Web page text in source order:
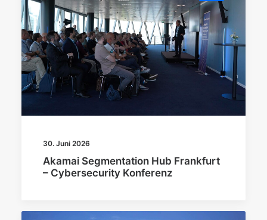
30. Juni 2026
Akamai Segmentation Hub Frankfurt
– Cybersecurity Konferenz